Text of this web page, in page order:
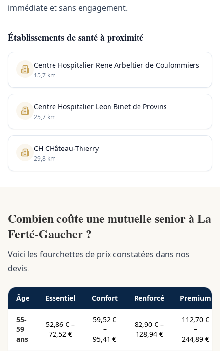
immédiate et sans engagement.
Établissements de santé à proximité
Centre Hospitalier Rene Arbeltier de Coulommiers
15,7 km
Centre Hospitalier Leon Binet de Provins
25,7 km
CH CHâteau-Thierry
29,8 km
Combien coûte une mutuelle senior à La
Ferté-Gaucher ?
Voici les fourchettes de prix constatées dans nos
devis.
Âge Essentiel Confort Renforcé Premium
55-
59
ans
52,86 € –
72,52 €
59,52 €
–
95,41 €
82,90 € –
128,94 €
112,70 €
–
244,89 €